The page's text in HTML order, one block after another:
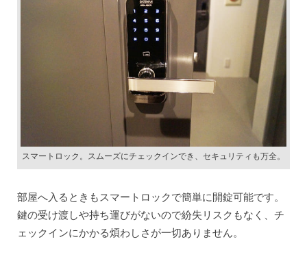
スマートロック。スムーズにチェックインでき、セキュリティも万全。
部屋へ入るときもスマートロックで簡単に開錠可能です。
鍵の受け渡しや持ち運びがないので紛失リスクもなく、チ
ェックインにかかる煩わしさが一切ありません。